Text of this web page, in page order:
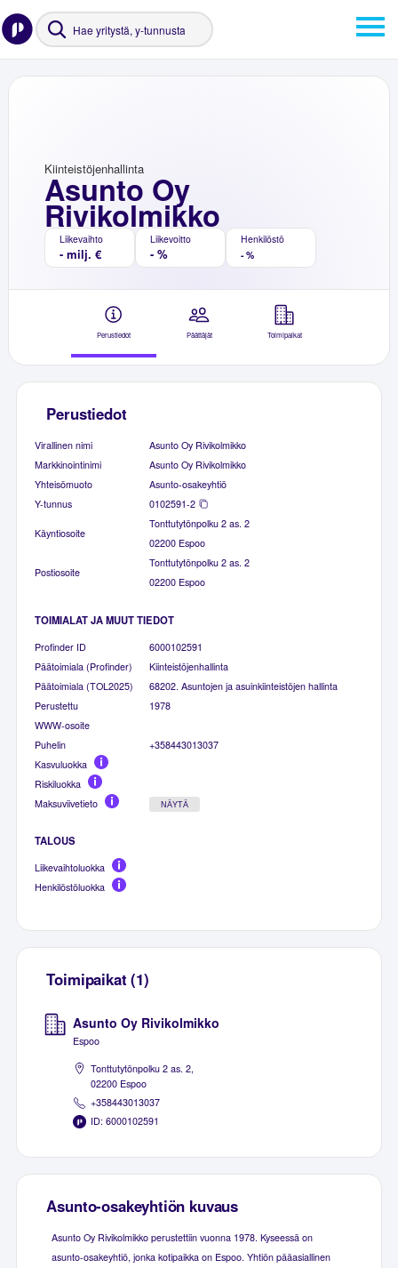
Asunto Oy
Rivikolmikko
Kiinteistöjenhallinta
Liikevaihto
- milj. €
Liikevoitto
- %
Henkilöstö
- %
Perustiedot Päättäjät Toimipaikat
Perustiedot
Virallinen nimi
Asunto Oy Rivikolmikko
Markkinointinimi
Asunto Oy Rivikolmikko
Yhteisömuoto
Asunto-osakeyhtiö
Y-tunnus
0102591-2
Käyntiosoite
Tonttutytönpolku 2 as. 2
02200 Espoo
Postiosoite
Tonttutytönpolku 2 as. 2
02200 Espoo
TOIMIALAT JA MUUT TIEDOT
Profinder ID
6000102591
Päätoimiala (Profinder)
Kiinteistöjenhallinta
Päätoimiala (TOL2025)
68202. Asuntojen ja asuinkiinteistöjen hallinta
Perustettu
1978
WWW-osoite
Puhelin
+358443013037
Kasvuluokka
Riskiluokka
Maksuviivetieto
NÄYTÄ
TALOUS
Liikevaihtoluokka
Henkilöstöluokka
Toimipaikat (1)
Asunto Oy Rivikolmikko
Espoo
Tonttutytönpolku 2 as. 2,
02200 Espoo
+358443013037
ID: 6000102591
Asunto-osakeyhtiön kuvaus
Asunto Oy Rivikolmikko perustettiin vuonna 1978. Kyseessä on
asunto-osakeyhtiö, jonka kotipaikka on Espoo. Yhtiön pääasiallinen